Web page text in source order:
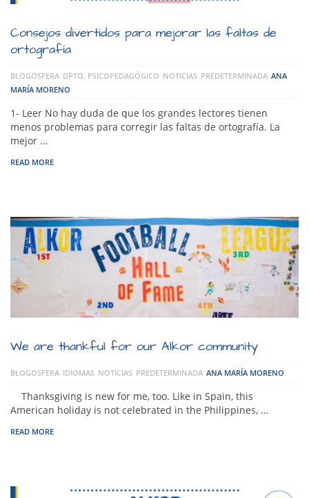
Consejos divertidos para mejorar las faltas de
ortografía
BLOGOSFERA DPTO. PSICOPEDAGÓGICO NOTICIAS PREDETERMINADA ANA
MARÍA MORENO
1- Leer No hay duda de que los grandes lectores tienen
menos problemas para corregir las faltas de ortografía. La
mejor …
READ MORE
We are thankful for our Alkor community
BLOGOSFERA IDIOMAS NOTICIAS PREDETERMINADA ANA MARÍA MORENO
Thanksgiving is new for me, too. Like in Spain, this
American holiday is not celebrated in the Philippines, …
READ MORE